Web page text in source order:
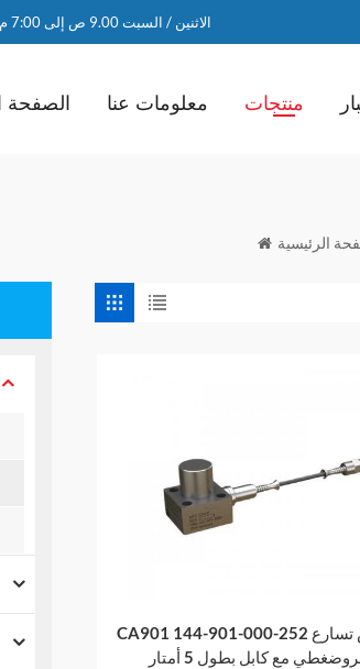
الاثنين / السبت 9.00 ص إلى 7:00 م
الصفحة معلومات عنا منتجات
الرئيسية
CA901 144-901-000-252 مقياس تسارع
مع كابل بطول 5 أمتار